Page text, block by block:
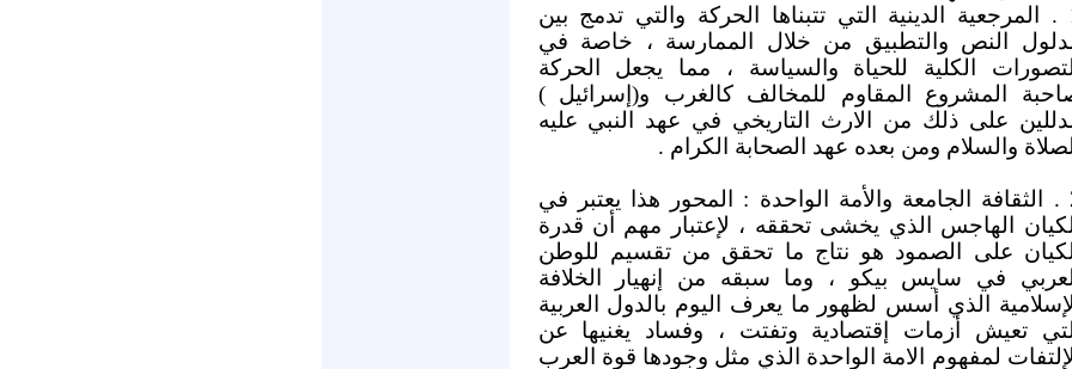
1 . المرجعية الدينية التي تتبناها الحركة والتي تدمج بين
النص والتطبيق من خلال الممارسة ، خاصة في
التصورات الكلية للحياة والسياسة ، مما يجعل الحركة
المشروع المقاوم للمخالف كالغرب و(إسرائيل )
على ذلك من الارث التاريخي في عهد النبي عليه
الصلاة والسلام ومن بعده عهد الصحابة الكرام .
2 . الثقافة الجامعة والأمة الواحدة : المحور هذا يعتبر في
الكيان الهاجس الذي يخشى تحققه ، لإعتبار مهم أن قدرة
الكيان على الصمود هو نتاج ما تحقق من تقسيم للوطن
العربي في سايس بيكو ، وما سبقه من إنهيار الخلافة
الإسلامية الذي أسس لظهور ما يعرف اليوم بالدول العربية
التي تعيش أزمات إقتصادية وتفتت ، وفساد يغنيها عن
الإلتفات لمفهوم الامة الواحدة الذي مثل وجودها قوة العرب